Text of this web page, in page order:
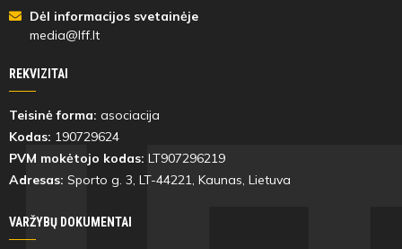
Dėl informacijos svetainėje
media@lff.lt
REKVIZITAI
Teisinė forma: asociacija
Kodas: 190729624
PVM mokėtojo kodas: LT907296219
Adresas: Sporto g. 3, LT-44221, Kaunas, Lietuva
VARŽYBŲ DOKUMENTAI